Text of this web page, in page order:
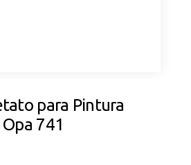
para Pintura
741